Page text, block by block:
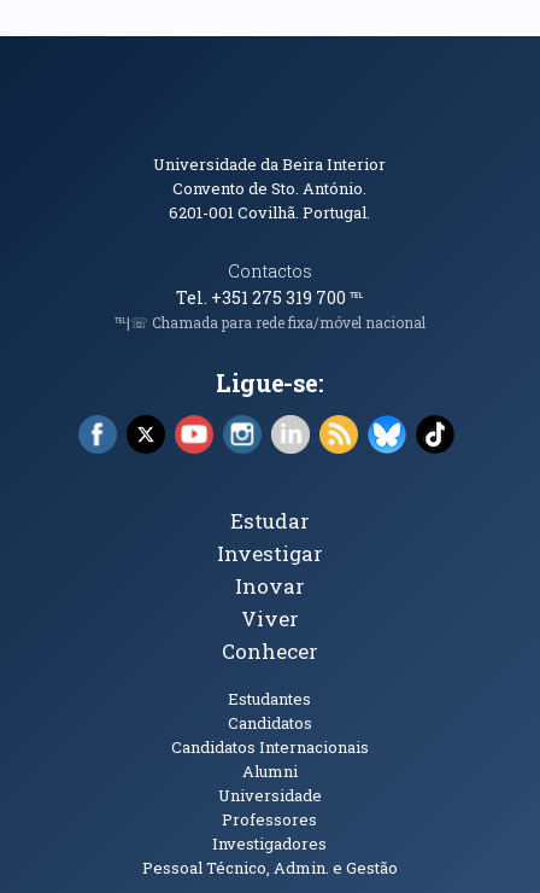
Informações de Contacto
Universidade da Beira Interior
Convento de Sto. António.
6201-001Covilhã. Portugal.
Contactos
Tel. +351 275 319 700℡
℡|☏ Chamada para rede fixa/móvel nacional
Ligue-se:
Facebook (abre em nova janela)
X (abre em nova janela)
YouTube (abre em nova janela)
Instagram (abre em nova janela)
LinkedIn (abre em nova
RSS (abre em nova
Bluesky (abre
TikTok
Tópicos Principais
Estudar
Investigar
Inovar
Viver
Conhecer
Estudantes
Candidatos
Candidatos Internacionais
Alumni
Universidade
Professores
Investigadores
Pessoal Técnico, Admin. e Gestão